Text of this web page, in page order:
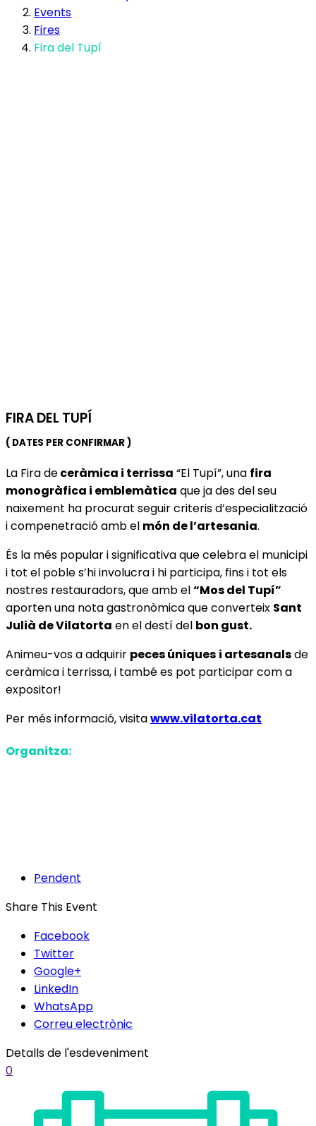
Events
Fires
Fira del Tupí
FIRA DEL TUPÍ
( DATES PER CONFIRMAR )
La Fira deceràmica i terrissa “El Tupí”, una fira
monogràfica i emblemàtica que ja des del seu
naixement ha procurat seguir criteris d’especialització
i compenetració amb el món de l’artesania.
És la més popular i significativa que celebra el municipi
i tot el poble s’hi involucra i hi participa, fins i tot els
nostres restauradors, que amb el“Mos del Tupí”
aporten una nota gastronòmica que converteix Sant
Julià de Vilatorta en el destí del bon gust.
Animeu-vos a adquirir peces úniques i artesanalsde
ceràmica i terrissa, i també es pot participar com a
expositor!
Per més informació, visitawww.vilatorta.cat
Organitza:
Pendent
Share This Event
Facebook
Twitter
Google+
LinkedIn
WhatsApp
Correu electrònic
Detalls de l'esdeveniment
0